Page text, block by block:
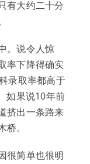
有大约二十分
。说令人惊
率下降得确实
录取率都高于
如果说10年前
挤出一条路来
。
很简单也很明